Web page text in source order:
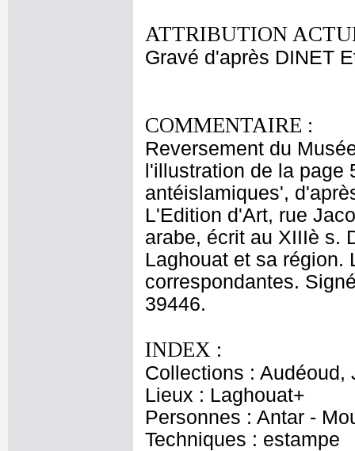
ATTRIBUTION
Gravé d'après DINET
COMMENTAIRE :
Reversement du
l'illustration de la
antéislamiques',
L'Edition d'Art, rue
arabe, écrit au XIIIè s.
Laghouat et sa région.
correspondantes.
39446.
INDEX :
Collections : Audéoud,
Lieux : Laghouat+
Personnes : Antar -
Techniques : estampe